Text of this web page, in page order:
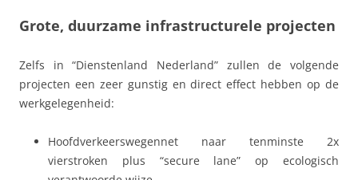
Grote, duurzame infrastructurele projecten
Zelfs in “Dienstenland Nederland” zullen de volgende
projecten een zeer gunstig en direct effect hebben op de
werkgelegenheid:
Hoofdverkeerswegennet naar tenminste 2x
vierstroken plus “secure lane” op ecologisch